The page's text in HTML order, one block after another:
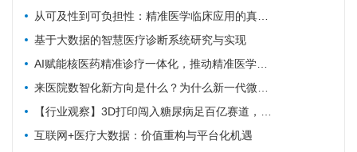
从可及性到可负担性：精准医学临床应用的真实演进与趋势前瞻
基于大数据的智慧医疗诊断系统研究与实现
AI赋能核医药精准诊疗一体化，推动精准医学迈向新阶段
来医院数智化新方向是什么？为什么新一代微服务 HIS/EMR 必须与医疗大数据 AI 平台深度融合？
【行业观察】3D打印闯入糖尿病足百亿赛道，精准医疗离大规模商用还有多远？
互联网+医疗大数据：价值重构与平台化机遇